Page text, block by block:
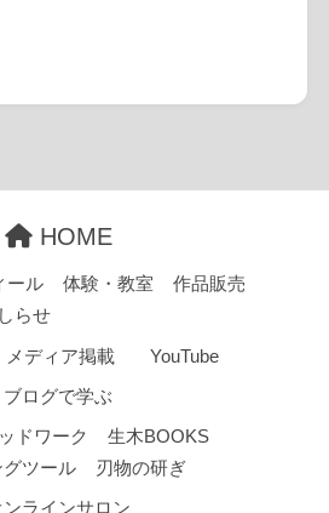
HOME
ール 体験・教室
作品販売
らせ
メディア掲載 YouTube
ブログで学ぶ
ドワーク
生木BOOKS
グツール
刃物の研ぎ
ンラインサロン